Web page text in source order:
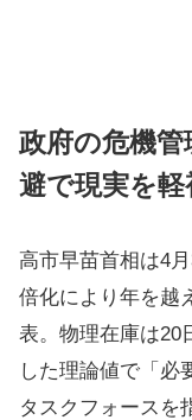
政府の危機
避で現実を軽
高市早苗首相は4
倍化により年を越
表。物理在庫は20
した理論値で「必
タスクフォースを